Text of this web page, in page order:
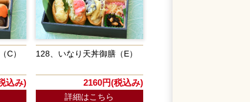
C）
込み)
128、いなり天丼御膳（E）
2160円(税込み)
詳細はこちら